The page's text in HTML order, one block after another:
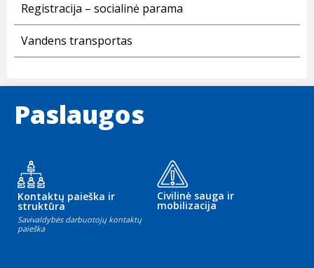
Registracija – socialinė parama
Vandens transportas
Paslaugos
Kontaktų paieška ir
struktūra
Savivaldybės darbuotojų kontaktų
paieška
Civilinė sauga ir
mobilizacija